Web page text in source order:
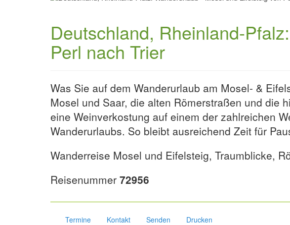
Deutschland, Rheinland-
Perl nach Trier
Was Sie auf dem Wanderurlaub am Mosel- &
Mosel und Saar, die alten Römerstraßen und die
eine Weinverkostung auf einem der zahlreichen
Wanderurlaubs. So bleibt ausreichend Zeit für
Wanderreise Mosel und Eifelsteig, Traumblicke,
Reisenummer 72956
Termine Kontakt Senden Drucken